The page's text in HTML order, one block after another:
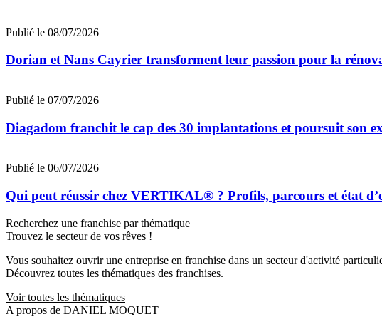
Publié le 08/07/2026
Dorian et Nans Cayrier transforment leur passion pour la
Publié le 07/07/2026
Diagadom franchit le cap des 30 implantations et poursuit son
Publié le 06/07/2026
Qui peut réussir chez VERTIKAL® ? Profils, parcours et état
Recherchez une franchise par thématique
Trouvez le secteur de vos rêves !
Vous souhaitez ouvrir une entreprise en franchise dans un secteur d'activité
Découvrez toutes les thématiques des franchises.
Voir toutes les thématiques
A propos de DANIEL MOQUET